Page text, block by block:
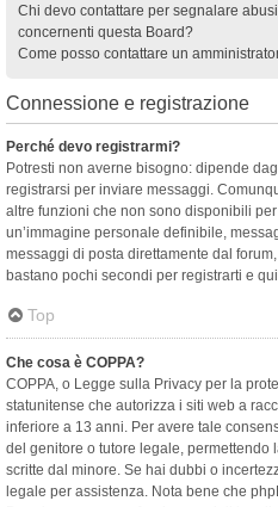
Chi devo contattare per segnalare
concernenti questa Board?
Come posso contattare un
Connessione e registrazione
Perché devo registrarmi?
Potresti non averne bisogno: dipende
registrarsi per inviare messaggi.
altre funzioni che non sono disponibili
un’immagine personale definibile,
messaggi di posta direttamente dal
bastano pochi secondi per registrarti e
Top
Che cosa è COPPA?
COPPA, o Legge sulla Privacy per la
statunitense che autorizza i siti web a
inferiore a 13 anni. Per avere tale
del genitore o tutore legale, permettendo
scritte dal minore. Se hai dubbi o
legale per assistenza. Nota bene che